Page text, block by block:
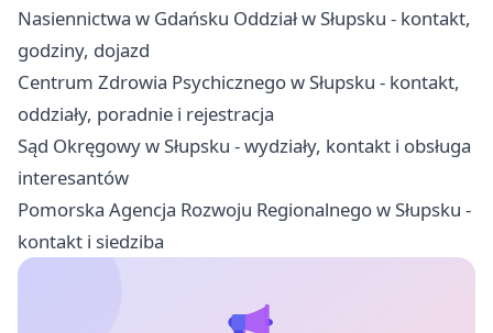
Nasiennictwa w Gdańsku Oddział w Słupsku - kontakt,
godziny, dojazd
Centrum Zdrowia Psychicznego w Słupsku - kontakt,
oddziały, poradnie i rejestracja
Sąd Okręgowy w Słupsku - wydziały, kontakt i obsługa
interesantów
Pomorska Agencja Rozwoju Regionalnego w Słupsku -
kontakt i siedziba